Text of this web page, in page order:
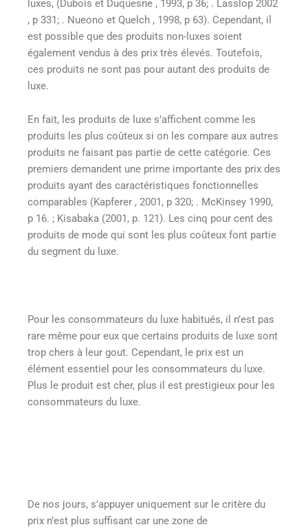
luxes, (Dubois et Duquesne , 1993, p 36; . Lasslop 2002
, p 331; . Nueono et Quelch , 1998, p 63). Cependant, il
est possible que des produits non-luxes soient
également vendus à des prix très élevés. Toutefois,
ces produits ne sont pas pour autant des produits de
luxe.
En fait, les produits de luxe s’affichent comme les
produits les plus coûteux si on les compare aux autres
produits ne faisant pas partie de cette catégorie. Ces
premiers demandent une prime importante des prix des
produits ayant des caractéristiques fonctionnelles
comparables (Kapferer , 2001, p 320; . McKinsey 1990,
p 16. ; Kisabaka (2001, p. 121). Les cinq pour cent des
produits de mode qui sont les plus coûteux font partie
du segment du luxe.
Pour les consommateurs du luxe habitués, il n’est pas
rare même pour eux que certains produits de luxe sont
trop chers à leur gout. Cependant, le prix est un
élément essentiel pour les consommateurs du luxe.
Plus le produit est cher, plus il est prestigieux pour les
consommateurs du luxe.
De nos jours, s’appuyer uniquement sur le critère du
prix n’est plus suffisant car une zone de